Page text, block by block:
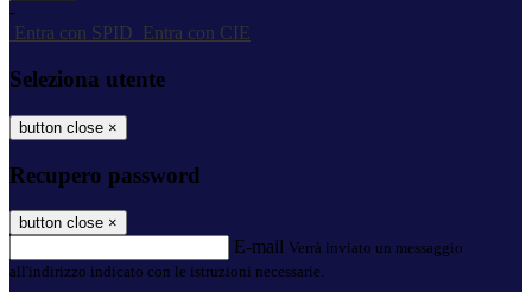
-
Entra con SPID
Entra con CIE
Seleziona utente
button close ×
Recupero password
button close ×
E-mail Verrà inviato un messaggio
all'indirizzo indicato con le istruzioni necessarie.